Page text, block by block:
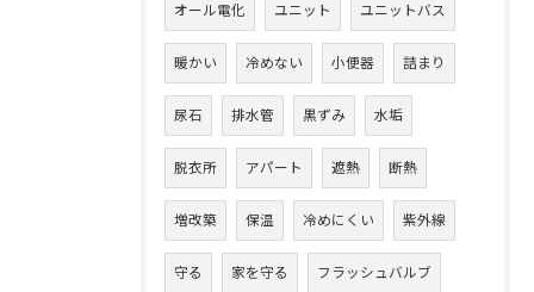
オール電化 ユニット ユニットバス
暖かい 冷めない 小便器 詰まり
尿石 排水管 黒ずみ 水垢
脱衣所 アパート 遮熱 断熱
増改築 保温 冷めにくい 紫外線
守る 家を守る フラッシュバルブ